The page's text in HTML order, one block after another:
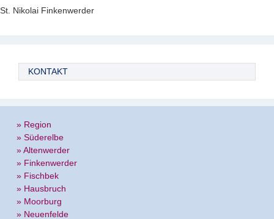
St. Nikolai Finkenwerder
KONTAKT
» Region
» Süderelbe
» Altenwerder
» Finkenwerder
» Fischbek
» Hausbruch
» Moorburg
» Neuenfelde